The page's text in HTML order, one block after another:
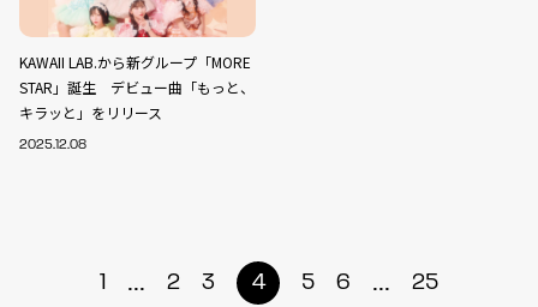
KAWAII LAB.から新グループ「MORE
STAR」誕生 デビュー曲「もっと、
キラッと」をリリース
2025.12.08
1 ... 2 3 4 5 6 ... 25